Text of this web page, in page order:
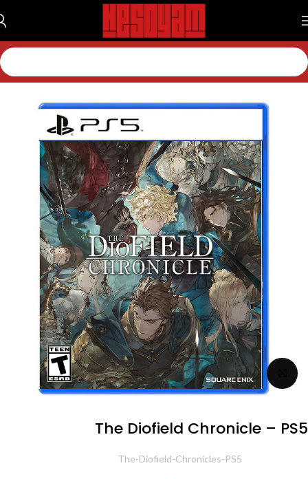
خانه بازی بازی پلی استیشن بازی پلی استیشن 5
برای بزرگنمایی کلیک کنید
The Diofield Chronicle – PS5
The-Diofield-Chronicles-PS5